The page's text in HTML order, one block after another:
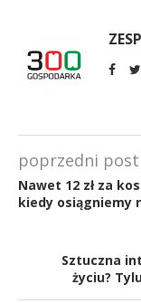
poprzedni post
Nawet 12 zł za
kiedy osiągniemy
Sztuczna
życiu?